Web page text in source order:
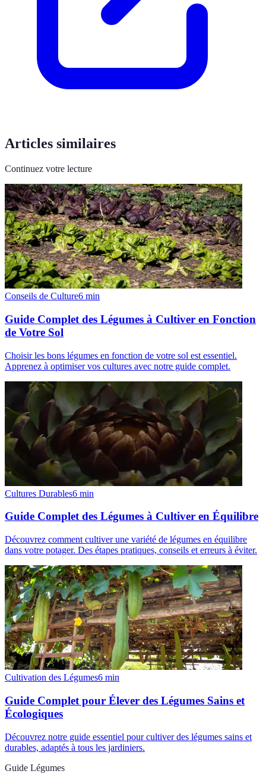
Articles similaires
Continuez votre lecture
Conseils de Culture6 min
Guide Complet des Légumes à Cultiver en Fonction
de Votre Sol
Choisir les bons légumes en fonction de votre sol est essentiel.
Apprenez à optimiser vos cultures avec notre guide complet.
Cultures Durables6 min
Guide Complet des Légumes à Cultiver en Équilibre
Découvrez comment cultiver une variété de légumes en équilibre
dans votre potager. Des étapes pratiques, conseils et erreurs à éviter.
Cultivation des Légumes6 min
Guide Complet pour Élever des Légumes Sains et
Écologiques
Découvrez notre guide essentiel pour cultiver des légumes sains et
durables, adaptés à tous les jardiniers.
Guide Légumes